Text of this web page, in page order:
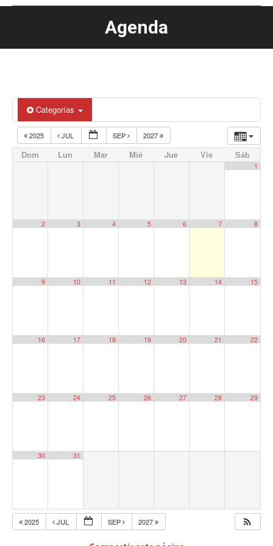
Agenda
Estás aquí:
Categorías
2025 JUL SEP 2027
Dom Lun Mar Mié Jue Vie Sáb
1
2 3 4 5 6 7 8
9 10 11 12 13 14 15
16 17 18 19 20 21 22
23 24 25 26 27 28 29
30 31
2025 JUL SEP 2027